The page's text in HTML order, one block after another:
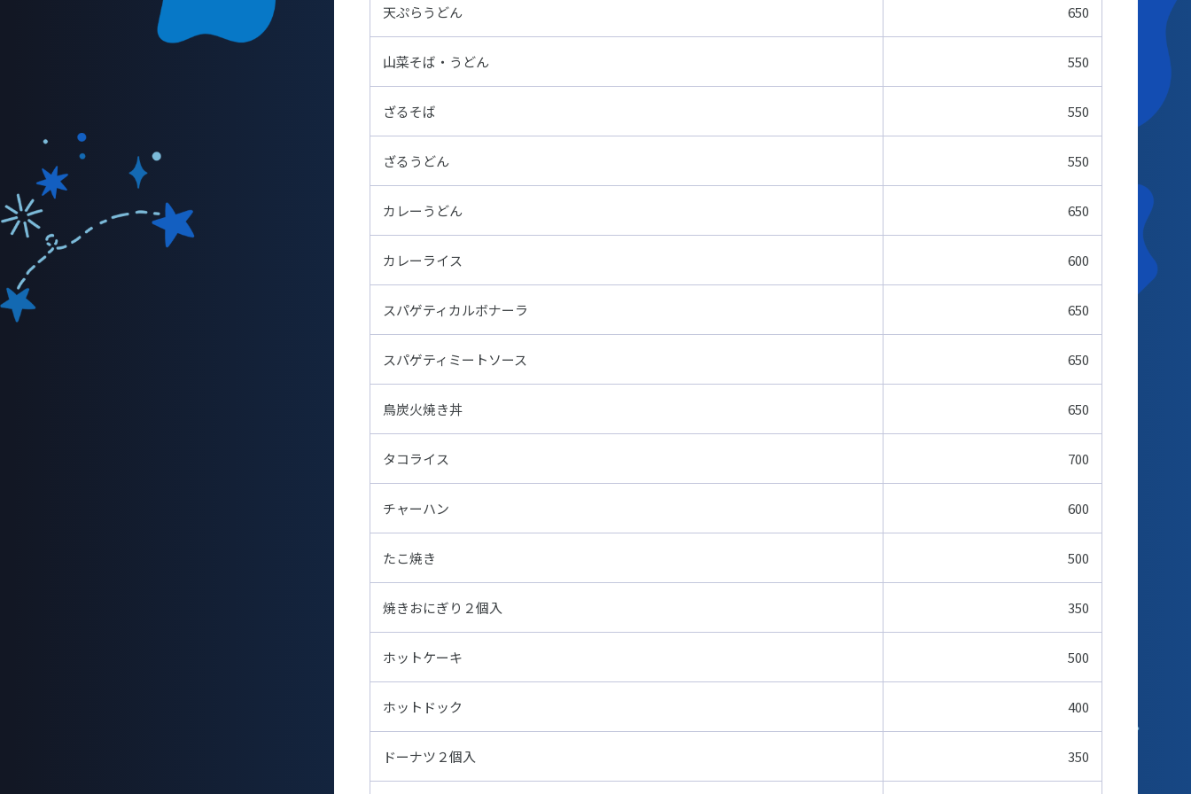
天ぷらうどん 650
山菜そば・うどん 550
ざるそば 550
ざるうどん 550
カレーうどん 650
カレーライス 600
スパゲティカルボナーラ 650
スパゲティミートソース 650
鳥炭火焼き丼 650
タコライス 700
チャーハン 600
たこ焼き 500
焼きおにぎり２個入 350
ホットケーキ 500
ホットドック 400
ドーナツ２個入 350